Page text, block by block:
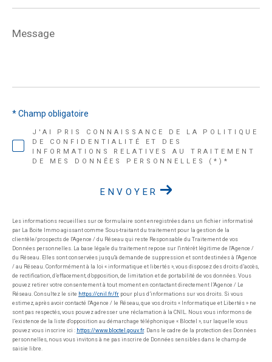
Message
*
J'AI PRIS CONNAISSANCE DE LA POLITIQUE
DE CONFIDENTIALITÉ ET DES
INFORMATIONS RELATIVES AU TRAITEMENT
DE MES DONNÉES PERSONNELLES (*)*
* Champ obligatoire
ENVOYER
Les informations recueillies sur ce formulaire sont enregistrées dans un fichier informatisé
par La Boite Immo agissant comme Sous-traitant du traitement pour la gestion de la
clientèle/prospects de l'Agence / du Réseau qui reste Responsable du Traitement de vos
Données personnelles. La base légale du traitement repose sur l'intérêt légitime de l'Agence /
du Réseau. Elles sont conservées jusqu'à demande de suppression et sont destinées à l'Agence
/ au Réseau. Conformément à la loi « informatique et libertés », vous disposez des droits d’accès,
de rectification, d’effacement, d’opposition, de limitation et de portabilité de vos données. Vous
pouvez retirer votre consentement à tout moment en contactant directement l’Agence / Le
Réseau. Consultez le site https://cnil.fr/fr pour plus d’informations sur vos droits. Si vous
estimez, après avoir contacté l'Agence / le Réseau, que vos droits « Informatique et Libertés » ne
sont pas respectés, vous pouvez adresser une réclamation à la CNIL. Nous vous informons de
l’existence de la liste d'opposition au démarchage téléphonique « Bloctel », sur laquelle vous
pouvez vous inscrire ici : https://www.bloctel.gouv.fr. Dans le cadre de la protection des Données
personnelles, nous vous invitons à ne pas inscrire de Données sensibles dans le champ de
saisie libre.